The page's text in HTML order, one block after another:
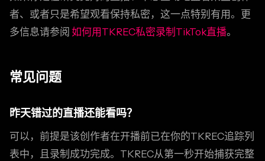
者、或者只是希望观看保持私密，这一点特别有用。更
多信息请参阅 如何用TKREC私密录制TikTok直播。
常见问题
昨天错过的直播还能看吗？
可以，前提是该创作者在开播前已在你的TKREC追踪列
表中，且录制成功完成。TKREC从第一秒开始捕获完整